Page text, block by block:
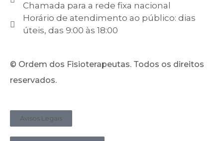
Chamada para a rede fixa nacional
Horário de atendimento ao público: dias
úteis, das 9:00 às 18:00
© Ordem dos Fisioterapeutas. Todos os direitos
reservados.
Avisos Legais